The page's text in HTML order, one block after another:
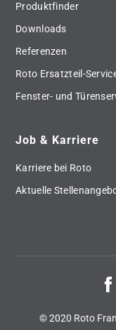
Produktfinder
Downloads
Referenzen
Roto Ersatzteil-
Fenster- und
Job & Karriere
Karriere bei Roto
Aktuelle
© 2020 Roto